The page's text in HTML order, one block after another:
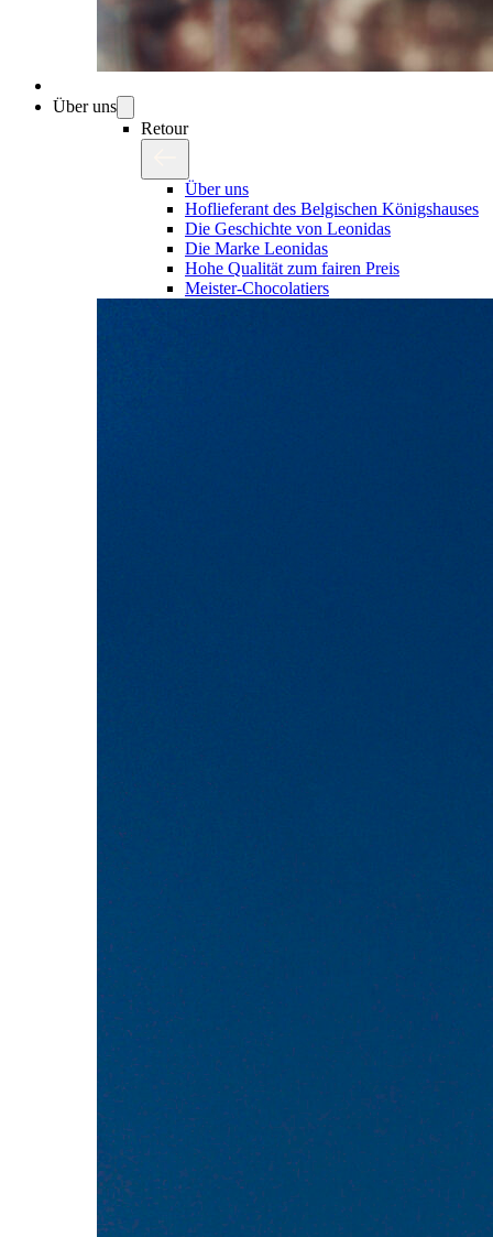
Über uns
Retour
Über uns
Hoflieferant des Belgischen Königshauses
Die Geschichte von Leonidas
Die Marke Leonidas
Hohe Qualität zum fairen Preis
Meister-Chocolatiers